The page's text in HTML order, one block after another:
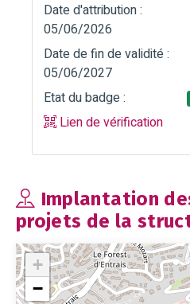
Date d'attribution :
05/06/2026
Date de fin de validité :
05/06/2027
Etat du badge :
Lien de vérification
Implantation
projets de la
+
−